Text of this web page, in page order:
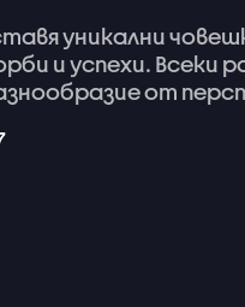
уникални
иуспехи. Всеки
от